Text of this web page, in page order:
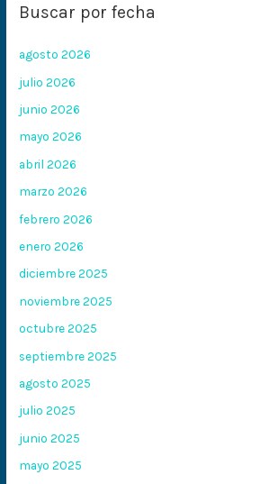
Buscar por fecha
agosto 2026
julio 2026
junio 2026
mayo 2026
abril 2026
marzo 2026
febrero 2026
enero 2026
diciembre 2025
noviembre 2025
octubre 2025
septiembre 2025
agosto 2025
julio 2025
junio 2025
mayo 2025